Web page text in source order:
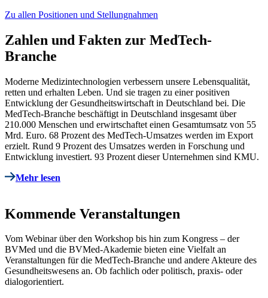
Zu allen Positionen und Stellungnahmen
Zahlen und Fakten zur MedTech-
Branche
Moderne Medizintechnologien verbessern unsere Lebensqualität,
retten und erhalten Leben. Und sie tragen zu einer positiven
Entwicklung der Gesundheitswirtschaft in Deutschland bei. Die
MedTech-Branche beschäftigt in Deutschland insgesamt über
210.000 Menschen und erwirtschaftet einen Gesamtumsatz von 55
Mrd. Euro. 68 Prozent des MedTech-Umsatzes werden im Export
erzielt. Rund 9 Prozent des Umsatzes werden in Forschung und
Entwicklung investiert. 93 Prozent dieser Unternehmen sind KMU.
Mehr lesen
Kommende Veranstaltungen
Vom Webinar über den Workshop bis hin zum Kongress – der
BVMed und die BVMed-Akademie bieten eine Vielfalt an
Veranstaltungen für die MedTech-Branche und andere Akteure des
Gesundheitswesens an. Ob fachlich oder politisch, praxis- oder
dialogorientiert.